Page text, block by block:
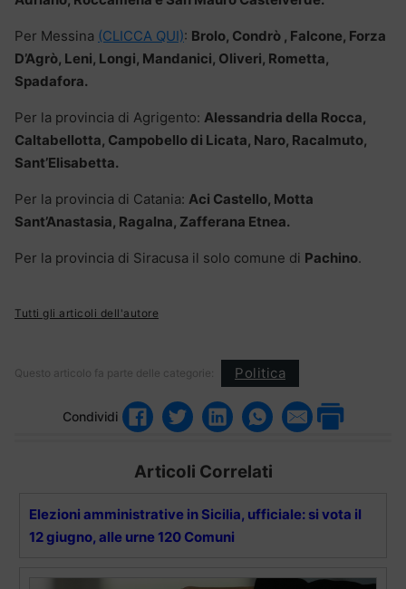
Per Messina (CLICCA QUI): Brolo, Condrò , Falcone, Forza
D’Agrò, Leni, Longi, Mandanici, Oliveri, Rometta,
Spadafora.
Per la provincia di Agrigento: Alessandria della Rocca,
Caltabellotta, Campobello di Licata, Naro, Racalmuto,
Sant’Elisabetta.
Per la provincia di Catania: Aci Castello, Motta
Sant’Anastasia, Ragalna, Zafferana Etnea.
Per la provincia di Siracusa il solo comune di Pachino.
Tutti gli articoli dell'autore
Questo articolo fa parte delle categorie: Politica
Condividi
Articoli Correlati
Elezioni amministrative in Sicilia, ufficiale: si vota il
12 giugno, alle urne 120 Comuni